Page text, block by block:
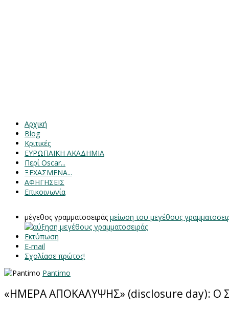
Αρχική
Blog
Κριτικές
ΕΥΡΩΠΑΙΚΗ ΑΚΑΔΗΜΙΑ
Περί Oscar...
ΞΕΧΑΣΜΕΝΑ...
ΑΦΗΓΗΣΕΙΣ
Επικοινωνία
μέγεθος γραμματοσειράς μείωση του μεγέθους
Εκτύπωση
E-mail
Σχολίασε πρώτος!
Pantimo
«ΗΜΕΡΑ ΑΠΟΚΑΛΥΨΗΣ» (disclosure day): Ο